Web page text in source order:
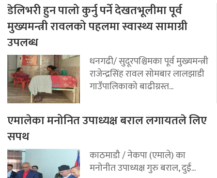
डेलिभरी हुन पालो कुर्नु पर्ने देखतभूलीमा पूर्व
मुख्यमन्त्री रावलको पहलमा स्वास्थ्य सामाग्री
उपलब्ध
धनगढी/ सुदूरपश्चिमका पूर्व मुख्यमन्त्री
राजेन्द्रसिंह रावल सोमबार लालझाडी
गाउँपालिकाको बाढीग्रस्त...
एमालेका मनोनित उपाध्यक्ष बराल लगायतले लिए
सपथ
काठमाडौ / नेकपा (एमाले) का
मनोनीत उपाध्यक्ष गुरु बराल, दुई...